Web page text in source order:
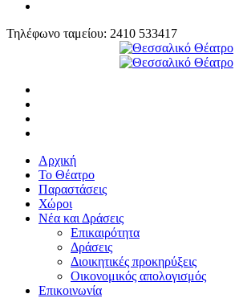
Τηλέφωνο ταμείου: 2410 533417
Αρχική
Το Θέατρο
Παραστάσεις
Χώροι
Νέα και Δράσεις
Επικαιρότητα
Δράσεις
Διοικητικές προκηρύξεις
Οικονομικός απολογισμός
Επικοινωνία